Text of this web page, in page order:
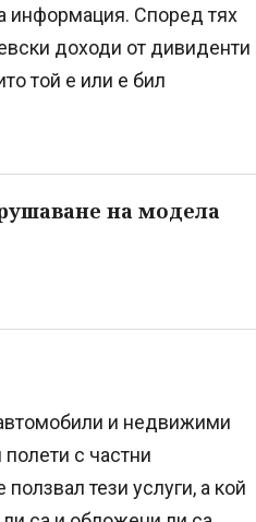
информация. Според тях
доходи от дивиденти
той е или е бил
на модела
и недвижими
с частни
тези услуги, а кой